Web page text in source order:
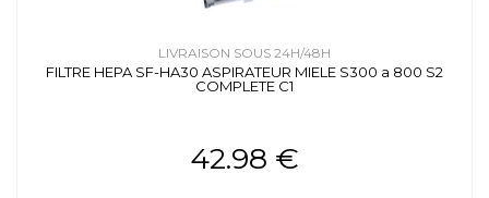
LIVRAISON SOUS 24H/48H
FILTRE HEPA SF-HA30 ASPIRATEUR MIELE S300 a 800 S2
COMPLETE C1
42.98 €